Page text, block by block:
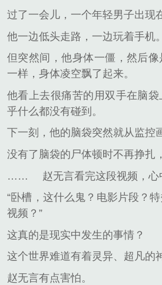
过了一会儿，一个年轻男子出现
他一边低头走路，一边玩着手机。
但突然间，他身体一僵，然后
一样，身体凌空飘了起来。
他看上去很痛苦的用双手在脑
乎什么都没有碰到。
下一刻，他的脑袋突然就从监控
没有了脑袋的尸体顿时不再挣扎
……
赵无言看完这段视频，心
“卧槽，这什么鬼？电影片段？
视频？”
这真的是现实中发生的事情？
这个世界难道有着灵异、超凡的
赵无言有点害怕。